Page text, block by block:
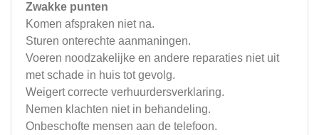
Zwakke punten
Komen afspraken niet na.
Sturen onterechte aanmaningen.
Voeren noodzakelijke en andere reparaties niet uit
met schade in huis tot gevolg.
Weigert correcte verhuurdersverklaring.
Nemen klachten niet in behandeling.
Onbeschofte mensen aan de telefoon.